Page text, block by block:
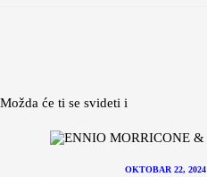
Možda će ti se svideti i
OKTOBAR 22, 2024